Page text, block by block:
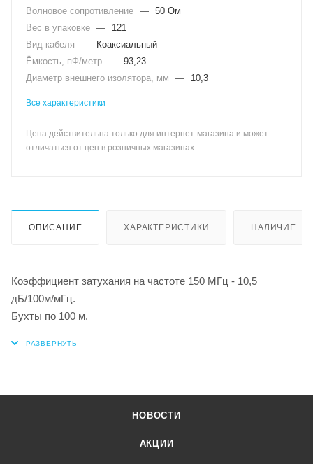
Волновое сопротивление — 50 Ом
Вес в упаковке —
121
Вид кабеля
—
Коаксиальный
Ёмкость, пФ/метр — 93,23
Диаметр внешнего изолятора, мм
— 10,3
Все характеристики
Цена действительна только для интернет-магазина и может
отличаться от цен в розничных магазинах
ОПИСАНИЕ ХАРАКТЕРИСТИКИ НАЛИЧИЕ
Коэффициент затухания на частоте 150 МГц - 10,5
дБ/100м/мГц.
Бухты по 100 м.
НОВОСТИ
АКЦИИ